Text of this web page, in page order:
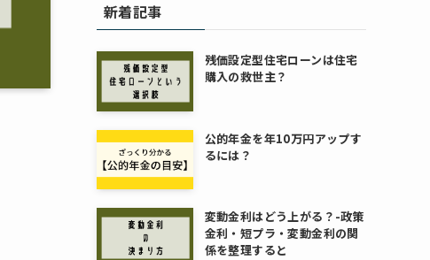
新着記事
残価設定型住宅ローンは住宅
購入の救世主？
公的年金を年10万円アップす
るには？
変動金利はどう上がる？-政策
金利・短プラ・変動金利の関
係を整理すると